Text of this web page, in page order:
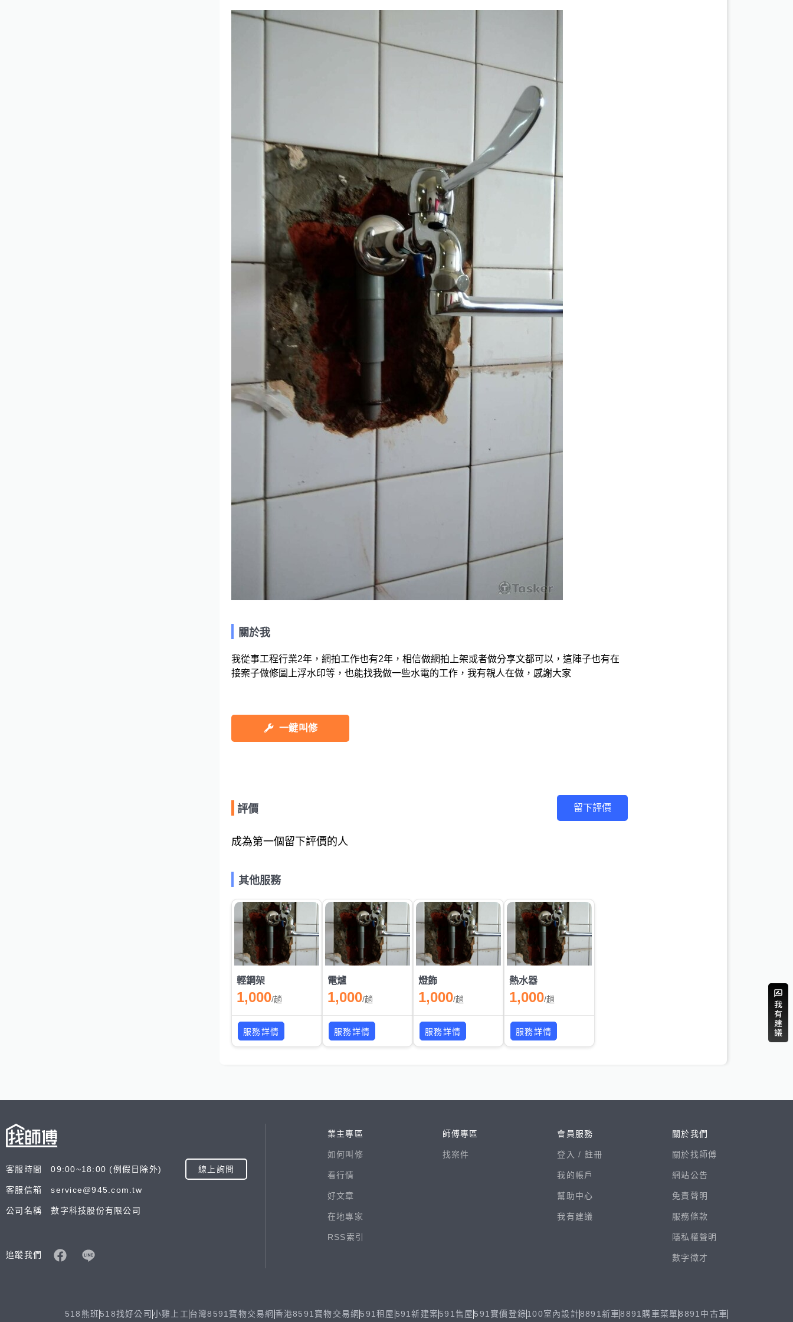
關於我
我從事工程行業2年，網拍工作也有2年，相信做網拍上架或者做分享文都可以，這陣子也有在
接案子做修圖上浮水印等，也能找我做一些水電的工作，我有親人在做，感謝大家
一鍵叫修
評價 留下評價
成為第一個留下評價的人
其他服務
輕鋼架
1,000/趟
服務詳情
電爐
1,000/趟
服務詳情
燈飾
1,000/趟
服務詳情
熱水器
1,000/趟
服務詳情
客服時間 09:00~18:00 (例假日除外) 線上詢問
客服信箱 service@945.com.tw
公司名稱 數字科技股份有限公司
追蹤我們
業主專區
如何叫修
看行情
好文章
在地專家
RSS索引
師傅專區
找案件
會員服務
登入 / 註冊
我的帳戶
幫助中心
我有建議
關於我們
關於找師傅
網站公告
免責聲明
服務條款
隱私權聲明
數字徵才
518熊班 518找好公司 小雞上工 台灣8591寶物交易網 香港8591寶物交易網 591租屋 591新建案591售屋 591實價登錄100室內設計8891新車 8891購車菜單 8891中古車